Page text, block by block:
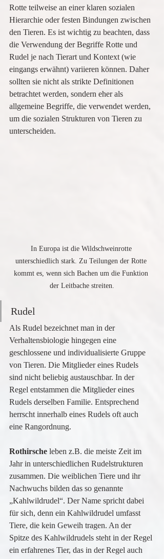
Rotte teilweise an einer klaren sozialen
Hierarchie oder festen Bindungen zwischen
den Tieren. Es ist wichtig zu beachten, dass
die Verwendung der Begriffe Rotte und
Rudel je nach Tierart und Kontext (wie
eingangs erwähnt) variieren können. Daher
sollten sie nicht als strikte Definitionen
betrachtet werden, sondern eher als
allgemeine Begriffe, die verwendet werden,
um die sozialen Strukturen von Tieren zu
unterscheiden.
In Europa ist die Wildschweinrotte
unterschiedlich stark. Zu Teilungen der Rotte
kommt es, wenn sich Bachen um die Funktion
der Leitbache streiten.
Rudel
Als Rudel bezeichnet man in der
Verhaltensbiologie hingegen eine
geschlossene und individualisierte Gruppe
von Tieren. Die Mitglieder eines Rudels
sind nicht beliebig austauschbar. In der
Regel entstammen die Mitglieder eines
Rudels derselben Familie. Entsprechend
herrscht innerhalb eines Rudels oft auch
eine Rangordnung.
Rothirsche leben z.B. die meiste Zeit im
Jahr in unterschiedlichen Rudelstrukturen
zusammen. Die weiblichen Tiere und ihr
Nachwuchs bilden das so genannte
„Kahlwildrudel“. Der Name spricht dabei
für sich, denn ein Kahlwildrudel umfasst
Tiere, die kein Geweih tragen. An der
Spitze des Kahlwildrudels steht in der Regel
ein erfahrenes Tier, das in der Regel auch